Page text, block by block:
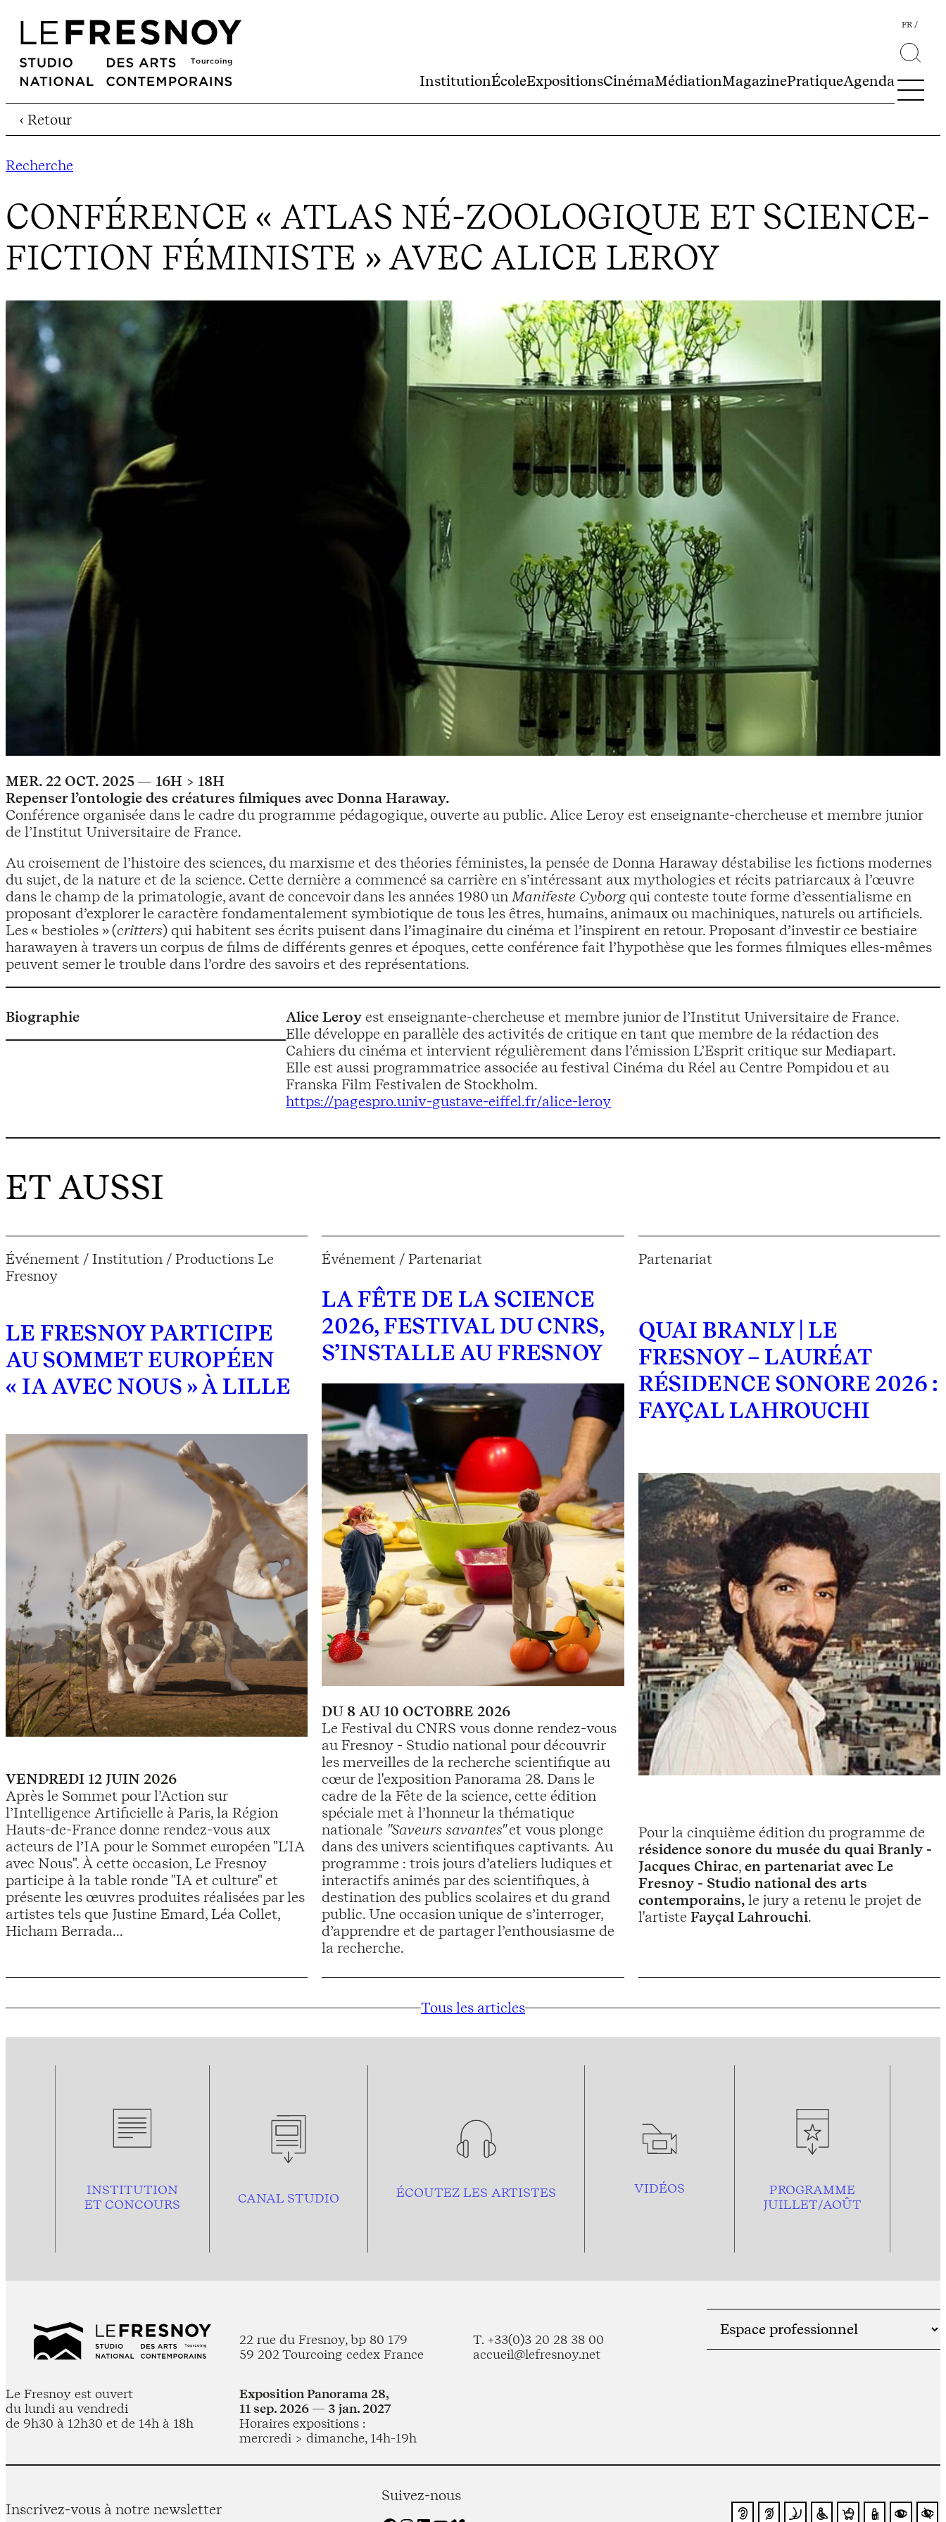
InstitutionÉcoleExpositionsCinémaMédiationMagazinePratiqueAgenda
FR
‹ Retour
Recherche
CONFÉRENCE « ATLAS NÉ-ZOOLOGIQUE ET SCIENCE-
FICTION FÉMINISTE » AVEC ALICE LEROY
MER. 22 OCT. 2025 — 16H > 18H
Repenser l’ontologie des créatures filmiques avec Donna Haraway.
Conférence organisée dans le cadre du programme pédagogique, ouverte au public. Alice Leroy est enseignante-chercheuse et membre junior
de l’Institut Universitaire de France.
Au croisement de l’histoire des sciences, du marxisme et des théories féministes, la pensée de Donna Haraway déstabilise les fictions modernes
du sujet, de la nature et de la science. Cette dernière a commencé sa carrière en s’intéressant aux mythologies et récits patriarcaux à l’œuvre
dans le champ de la primatologie, avant de concevoir dans les années 1980 unManifeste Cyborgqui conteste toute forme d’essentialisme en
proposant d’explorer le caractère fondamentalement symbiotique de tous les êtres, humains, animaux ou machiniques, naturels ou artificiels.
Les « bestioles » (critters) qui habitent ses écrits puisent dans l’imaginaire du cinéma et l’inspirent en retour. Proposant d’investir ce bestiaire
harawayen à travers un corpus de films de différents genres et époques, cette conférence fait l’hypothèse que les formes filmiques elles-mêmes
peuvent semer le trouble dans l’ordre des savoirs et des représentations.
Biographie Alice Leroy est enseignante-chercheuse et membre junior de l’Institut Universitaire de France.
Elle développe en parallèle des activités de critique en tant que membre de la rédaction des
Cahiers du cinéma et intervient régulièrement dans l’émission L’Esprit critique sur Mediapart.
Elle est aussi programmatrice associée au festival Cinéma du Réel au Centre Pompidou et au
Franska Film Festivalen de Stockholm.
https://pagespro.univ-gustave-eiffel.fr/alice-leroy
ET AUSSI
Événement / Institution / Productions Le
Fresnoy
LE FRESNOY PARTICIPE
AU SOMMET EUROPÉEN
« IA AVEC NOUS » À LILLE
VENDREDI 12 JUIN 2026
Après le Sommet pour l’Action sur
l’Intelligence Artificielle à Paris, la Région
Hauts-de-France donne rendez-vous aux
acteurs de l’IA pour le Sommet européen "L'IA
avec Nous". À cette occasion, Le Fresnoy
participe à la table ronde "IA et culture" et
présente les œuvres produites réalisées par les
artistes tels que Justine Emard, Léa Collet,
Hicham Berrada...
Événement / Partenariat
LA FÊTE DE LA SCIENCE
2026, FESTIVAL DU CNRS,
S’INSTALLE AU FRESNOY
DU 8 AU 10 OCTOBRE 2026
Le Festival du CNRS vous donne rendez-vous
au Fresnoy - Studio national pour découvrir
les merveilles de la recherche scientifique au
cœur de l'exposition Panorama 28. Dans le
cadre de la Fête de la science, cette édition
spéciale met à l’honneur la thématique
nationale "Saveurs savantes"et vous plonge
dans des univers scientifiques captivants. Au
programme : trois jours d’ateliers ludiques et
interactifs animés par des scientifiques, à
destination des publics scolaires et du grand
public. Une occasion unique de s’interroger,
d’apprendre et de partager l’enthousiasme de
la recherche.
Partenariat
QUAI BRANLY | LE
FRESNOY – LAURÉAT
RÉSIDENCE SONORE 2026 :
FAYÇAL LAHROUCHI
Pour la cinquième édition du programme de
résidence sonore du musée du quai Branly -
Jacques Chirac, en partenariat avec Le
Fresnoy - Studio national des arts
contemporains,le jury a retenu le projet de
l'artiste Fayçal Lahrouchi.
Tous les articles
INSTITUTION
ET CONCOURS
CANAL STUDIO ÉCOUTEZ LES ARTISTES VIDÉOS
PROGRAMME
JUILLET/AOÛT
22 rue du Fresnoy, bp 80 179
59 202 Tourcoing cedex France
T. +33(0)3 20 28 38 00
accueil@lefresnoy.net
Le Fresnoy est ouvert
du lundi au vendredi
de 9h30 à 12h30 et de 14h à 18h
Exposition Panorama 28,
11 sep. 2026 — 3 jan. 2027
Horaires expositions :
mercredi > dimanche, 14h-19h
Inscrivez-vous à notre newsletter
Suivez-nous